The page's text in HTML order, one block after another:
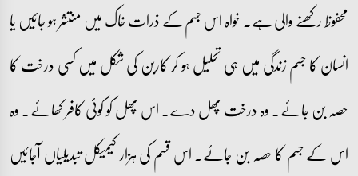
محفوظ رکھنے والی ہے۔ خواہ اس جسم کے ذرات خاک میں منتشر ہو جائیں یا
انسان کا جسم زندگی میں ہی تحلیل ہو کر کاربن کی شکل میں کسی درخت کا
حصہ بن جائے۔ وہ درخت پھل دے۔ اس پھل کو کوئی کافر کھائے۔ وہ
اس کے جسم کا حصہ بن جائے۔ اس قسم کی ہزار کیمیکل تبدیلیاں آجائیں